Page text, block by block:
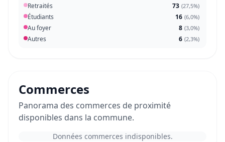
Retraités 73 (27,5%)
Étudiants 16 (6,0%)
Au foyer 8 (3,0%)
Autres 6 (2,3%)
Commerces
Panorama des commerces de proximité
disponibles dans la commune.
Données commerces indisponibles.